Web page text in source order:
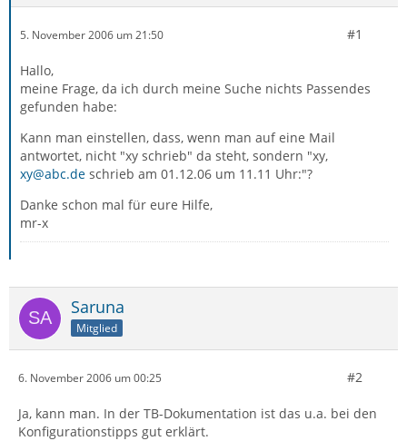
5. November 2006 um 21:50 #1
Hallo,
meine Frage, da ich durch meine Suche nichts Passendes
gefunden habe:
Kann man einstellen, dass, wenn man auf eine Mail
antwortet, nicht "xy schrieb" da steht, sondern "xy,
xy@abc.de schrieb am 01.12.06 um 11.11 Uhr:"?
Danke schon mal für eure Hilfe,
mr-x
Saruna
Mitglied
6. November 2006 um 00:25 #2
Ja, kann man. In der TB-Dokumentation ist das u.a. bei den
Konfigurationstipps gut erklärt.